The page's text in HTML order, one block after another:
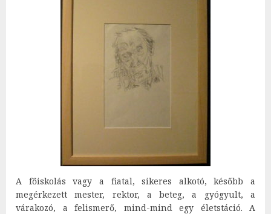
A főiskolás vagy a fiatal, sikeres alkotó, később a
megérkezett mester, rektor, a beteg, a gyógyult, a
várakozó, a felismerő, mind-mind egy életstáció. A